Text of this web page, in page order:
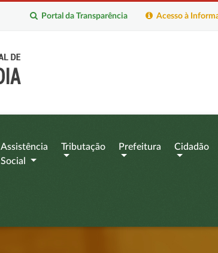
Acesso à
Portal da Transparência
Assistência
Social
Tributação Prefeitura Cidadão